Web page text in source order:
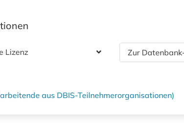
Lizenz Zur
aus DBIS-Teilnehmerorganisationen)